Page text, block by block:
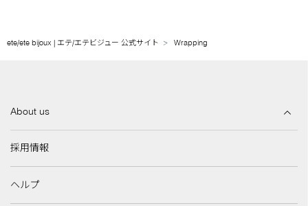
ete/ete bijoux | エテ/エテビジュー 公式サイト Wrapping
About us
採用情報
ヘルプ